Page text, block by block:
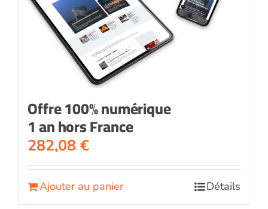
Offre 100% numérique
1 an hors France
282,08 €
Ajouter au panier Détails